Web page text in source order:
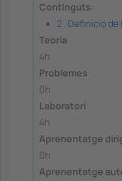
Continguts:
2 . Definició
Teoria
4h
Problemes
0h
Laboratori
4h
Aprenentatge
0h
Aprenentatge